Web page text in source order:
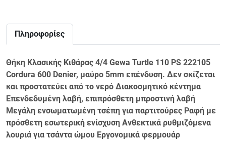
Πληροφορίες
Θήκη Κλασικής Κιθάρας 4/4 Gewa Turtle 110 PS 222105
Cordura 600 Denier, μαύρο 5mm επένδυση. Δεν σκίζεται
και προστατεύει από το νερό Διακοσμητικό κέντημα
Επενδεδυμένη λαβή, επιπρόσθετη μπροστινή λαβή
Μεγάλη ενσωματωμένη τσέπη για παρτιτούρες Ραφή με
πρόσθετη εσωτερική ενίσχυση Ανθεκτικά ρυθμιζόμενα
λουριά για τσάντα ώμου Εργονομικά φερμουάρ